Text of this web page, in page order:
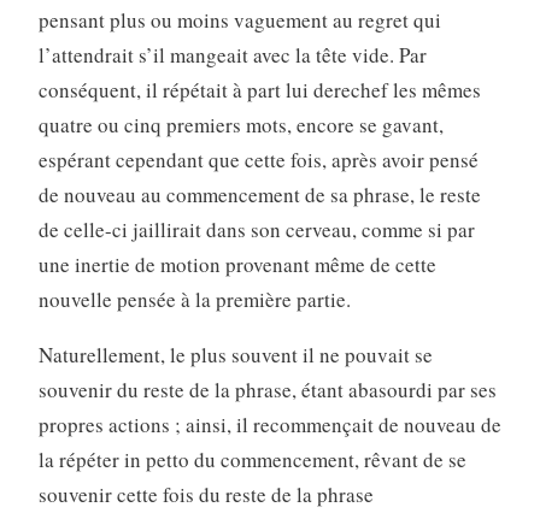
pensant plus ou moins vaguement au regret qui
l’attendrait s’il mangeait avec la tête vide. Par
conséquent, il répétait à part lui derechef les mêmes
quatre ou cinq premiers mots, encore se gavant,
espérant cependant que cette fois, après avoir pensé
de nouveau au commencement de sa phrase, le reste
de celle-ci jaillirait dans son cerveau, comme si par
une inertie de motion provenant même de cette
nouvelle pensée à la première partie.
Naturellement, le plus souvent il ne pouvait se
souvenir du reste de la phrase, étant abasourdi par ses
propres actions ; ainsi, il recommençait de nouveau de
la répéter in petto du commencement, rêvant de se
souvenir cette fois du reste de la phrase